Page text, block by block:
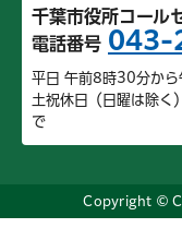
千葉市役所コール
電話番号 043-
平日 午前8時30分から
土祝休日（日曜は除く
で
Copyright ©